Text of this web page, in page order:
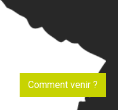
Comment venir ?